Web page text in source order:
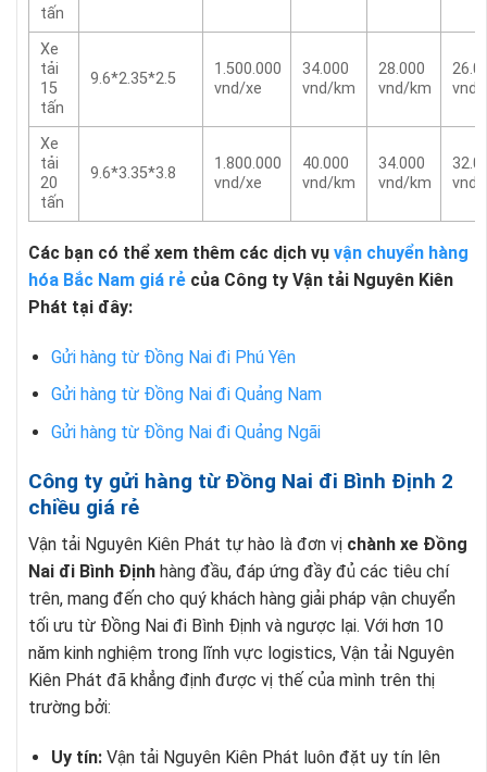
tấn
Xe
tải
15
tấn
9.6*2.35*2.5
1.500.000
vnd/xe
34.000
vnd/km
28.000
vnd/km
vnd/
Xe
tải
20
tấn
9.6*3.35*3.8
1.800.000
vnd/xe
40.000
vnd/km
34.000
vnd/km
vnd/
Các bạn có thể xem thêm các dịch vụ vận chuyển hàng
hóa Bắc Nam giá rẻ của Công ty Vận tải Nguyên Kiên
Phát tại đây:
Gửi hàng từ Đồng Nai đi Phú Yên
Gửi hàng từ Đồng Nai đi Quảng Nam
Gửi hàng từ Đồng Nai đi Quảng Ngãi
Công ty gửi hàng từ Đồng Nai đi Bình Định 2
chiều giá rẻ
Vận tải Nguyên Kiên Phát tự hào là đơn vị chành xe Đồng
Nai đi Bình Định hàng đầu, đáp ứng đầy đủ các tiêu chí
trên, mang đến cho quý khách hàng giải pháp vận chuyển
tối ưu từ Đồng Nai đi Bình Định và ngược lại. Với hơn 10
năm kinh nghiệm trong lĩnh vực logistics, Vận tải Nguyên
Kiên Phát đã khẳng định được vị thế của mình trên thị
trường bởi:
Uy tín:Vận tải Nguyên Kiên Phát luôn đặt uy tín lên